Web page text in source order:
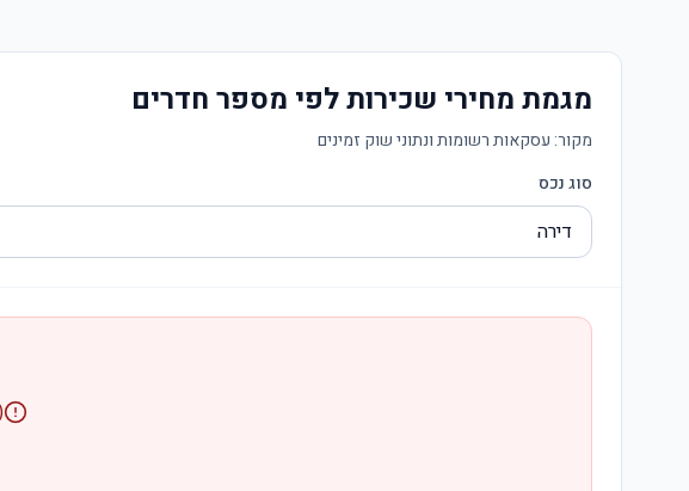
מגמת מחירי שכירות לפי מספר חדרים
מקור: עסקאות רשומות ונתוני שוק זמינים
סוג נכס